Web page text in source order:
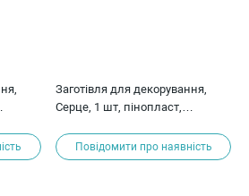
Заготівля для декорування,
Серце, 1 шт, пінопласт,
Повідомити про наявність